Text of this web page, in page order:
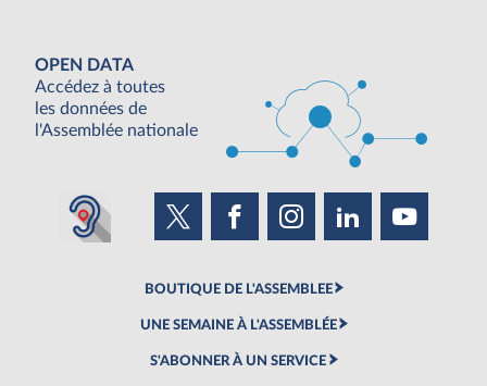
OPEN DATA
Accédez à toutes
les données de
l'Assemblée nationale
BOUTIQUE DE L'ASSEMBLEE
UNE SEMAINE À L'ASSEMBLÉE
S'ABONNER À UN SERVICE